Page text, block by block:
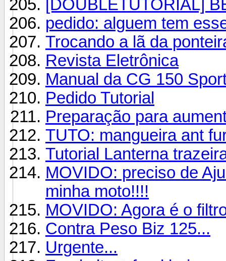
[DOUBLETUTORIAL]
pedido: alguem tem
Trocando a lã da
Revista Eletrônica
Manual da CG 150
Pedido Tutorial
Preparação para
TUTO: mangueira ant
Tutorial Lanterna
MOVIDO: preciso de
minha moto!!!!
MOVIDO: Agora é o
Contra Peso Biz 125...
Urgente...